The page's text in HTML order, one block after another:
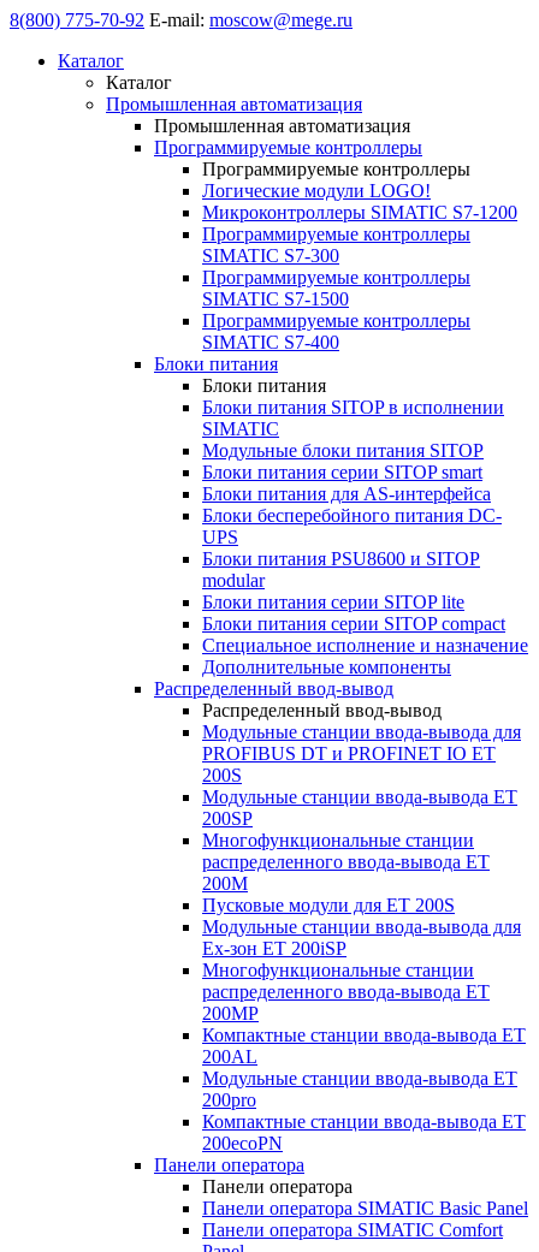
8(800) 775-70-92 E-mail: moscow@mege.ru
Каталог
Каталог
Промышленная автоматизация
Промышленная автоматизация
Программируемые контроллеры
Программируемые контроллеры
Логические модули LOGO!
Микроконтроллеры SIMATIC S7-1200
Программируемые контроллеры
SIMATIC S7-300
Программируемые контроллеры
SIMATIC S7-1500
Программируемые контроллеры
SIMATIC S7-400
Блоки питания
Блоки питания
Блоки питания SITOP в исполнении
SIMATIC
Модульные блоки питания SITOP
Блоки питания серии SITOP smart
Блоки питания для AS-интерфейса
Блоки бесперебойного питания DC-
UPS
Блоки питания PSU8600 и SITOP
modular
Блоки питания серии SITOP lite
Блоки питания серии SITOP compact
Специальное исполнение и назначение
Дополнительные компоненты
Распределенный ввод-вывод
Распределенный ввод-вывод
Модульные станции ввода-вывода для
PROFIBUS DT и PROFINET IO ET
200S
Модульные станции ввода-вывода ET
200SP
Многофункциональные станции
распределенного ввода-вывода ET
200M
Пусковые модули для ET 200S
Модульные станции ввода-вывода для
Ex-зон ET 200iSP
Многофункциональные станции
распределенного ввода-вывода ET
200MP
Компактные станции ввода-вывода ET
200AL
Модульные станции ввода-вывода ET
200pro
Компактные станции ввода-вывода ET
200ecoPN
Панели оператора
Панели оператора
Панели оператора SIMATIC Basic Panel
Панели оператора SIMATIC Comfort